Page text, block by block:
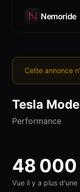
Nemoride
Cette annonce
Tesla
Performance
48 000
Vue il y a plus d'une